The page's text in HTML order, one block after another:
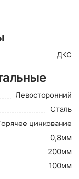
ДКС
Левосторонний
Сталь
цинкование
0,8мм
200мм
100мм